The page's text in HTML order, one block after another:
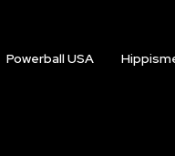
Powerball USA